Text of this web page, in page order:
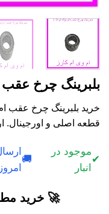
بلبرینگ چرخ عقب
قطعه اصلی و
✔
موجود در
انبار
🚚
امروز
🚀 خرید